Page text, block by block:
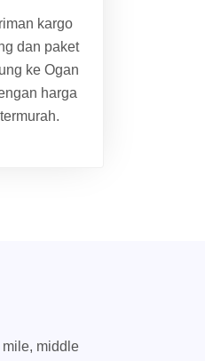
kargo
dan paket
ke Ogan
harga
middle